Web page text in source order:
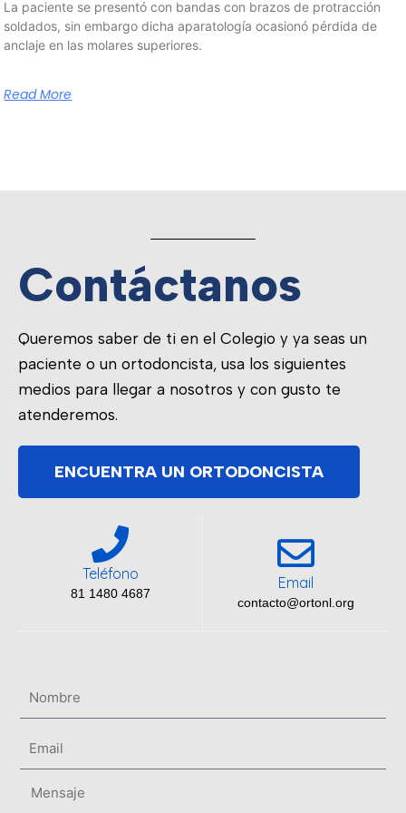
La paciente se presentó con bandas con brazos de protracción
soldados, sin embargo dicha aparatología ocasionó pérdida de
anclaje en las molares superiores.
Read More
Contáctanos
Queremos saber de ti en el Colegio y ya seas un
paciente o un ortodoncista, usa los siguientes
medios para llegar a nosotros y con gusto te
atenderemos.
ENCUENTRA UN ORTODONCISTA
Teléfono
81 1480 4687
Email
contacto@ortonl.org